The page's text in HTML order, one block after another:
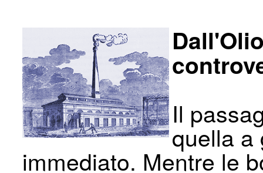
Il
quella a
immediato. Mentre le